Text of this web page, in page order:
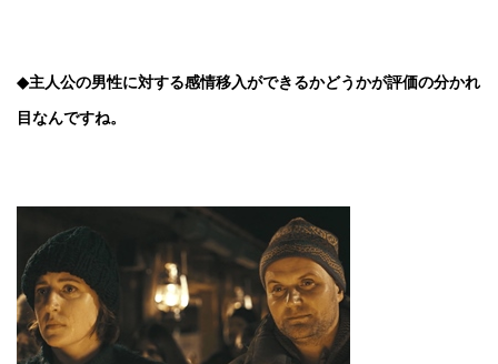
◆主人公の男性に対する感情移入ができるかどうかが評価の分かれ
目なんですね。